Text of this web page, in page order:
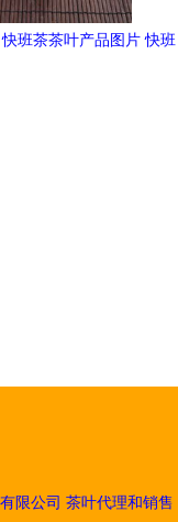
班茶茶叶产品图片 快班
限公司 茶叶代理和销售